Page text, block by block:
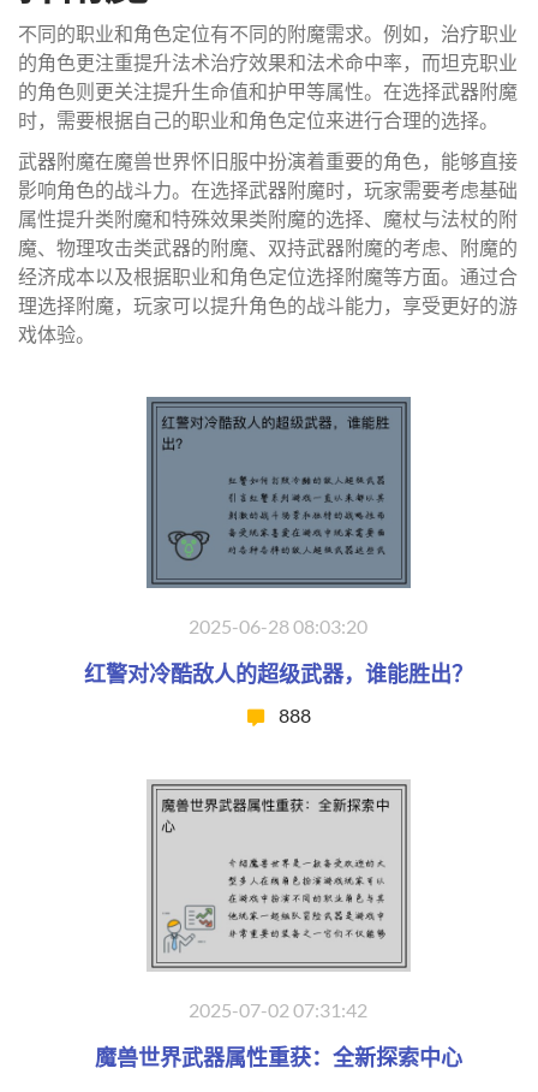
不同的职业和角色定位有不同的附魔需求。例如，治疗职业
的角色更注重提升法术治疗效果和法术命中率，而坦克职业
的角色则更关注提升生命值和护甲等属性。在选择武器附魔
时，需要根据自己的职业和角色定位来进行合理的选择。
武器附魔在魔兽世界怀旧服中扮演着重要的角色，能够直接
影响角色的战斗力。在选择武器附魔时，玩家需要考虑基础
属性提升类附魔和特殊效果类附魔的选择、魔杖与法杖的附
魔、物理攻击类武器的附魔、双持武器附魔的考虑、附魔的
经济成本以及根据职业和角色定位选择附魔等方面。通过合
理选择附魔，玩家可以提升角色的战斗能力，享受更好的游
戏体验。
2025-06-28 08:03:20
红警对冷酷敌人的超级武器，谁能胜出？
888
2025-07-02 07:31:42
魔兽世界武器属性重获：全新探索中心